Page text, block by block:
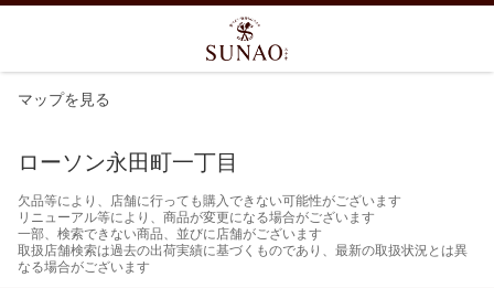
マップを見る
ローソン永田町一丁目
欠品等により、店舗に行っても購入できない可能性がございます
リニューアル等により、商品が変更になる場合がございます
一部、検索できない商品、並びに店舗がございます
取扱店舗検索は過去の出荷実績に基づくものであり、最新の取扱状況とは異
なる場合がございます